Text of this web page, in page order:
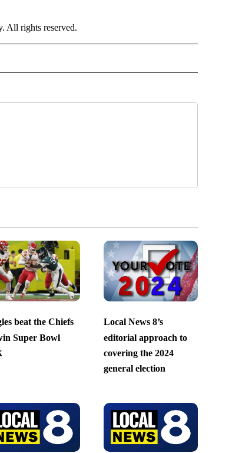
All rights reserved.
TO RECEIVE NOTIFICATIONS ABOUT NEW PAGES ON "CNN-SPANISH".
beat the Chiefs
Super Bowl
Local News 8’s
editorial approach to
covering the 2024
general election